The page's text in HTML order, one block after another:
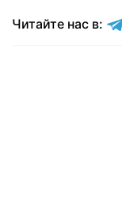
Читайте нас в: